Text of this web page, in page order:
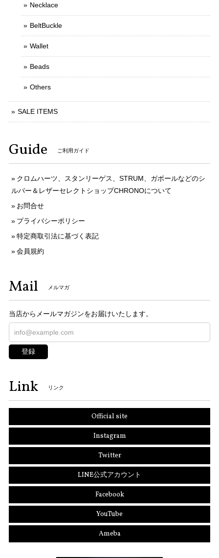
Necklace
BeltBuckle
Wallet
Beads
Others
SALE ITEMS
Guide ご利用ガイド
クロムハーツ、スタンリーゲス、STRUM、ガボールなどのシ
ルバー＆レザーセレクトショップCHRONOについて
お問合せ
プライバシーポリシー
特定商取引法に基づく表記
会員規約
Mail メルマガ
当店からメールマガジンをお届けいたします。
登録
Link リンク
Official site
Instagram
Twitter
LINE公式アカウント
Facebook
YouTube
Ameba